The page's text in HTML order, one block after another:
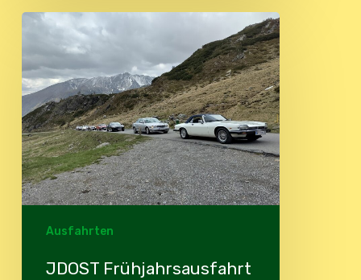
JDOST
Frühjahrsausfahrt
Ausfahrten
JDOST Frühjahrsausfahrt